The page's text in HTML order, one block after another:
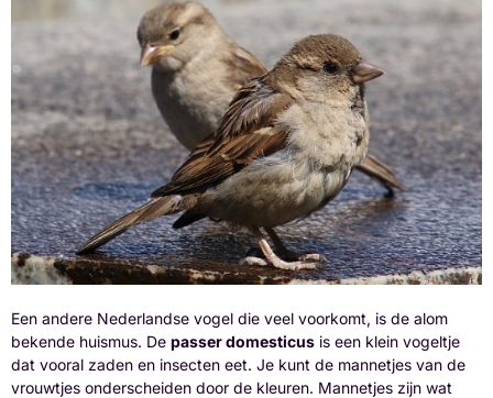
Een andere Nederlandse vogel die veel voorkomt, is de alom
bekende huismus. De passer domesticus is een klein vogeltje
dat vooral zaden en insecten eet. Je kunt de mannetjes van de
vrouwtjes onderscheiden door de kleuren. Mannetjes zijn wat